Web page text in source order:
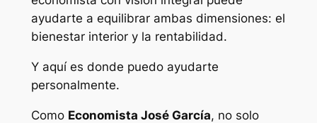
ayudarte a equilibrar ambas dimensiones: el
bienestar interior y la rentabilidad.
Y aquí es donde puedo ayudarte
personalmente.
Como Economista José García, no solo